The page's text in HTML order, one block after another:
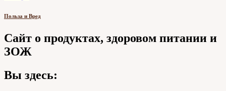
Польза и Вред
Сайт о продуктах, здоровом питании и
ЗОЖ
Вы здесь: